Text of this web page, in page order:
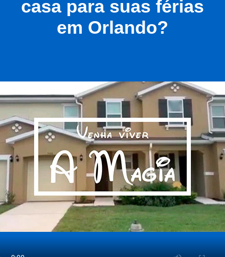
casa para suas férias
em Orlando?